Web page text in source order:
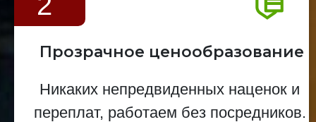
Прозрачное ценообразование
Никаких непредвиденных наценок и
переплат, работаем без посредников.